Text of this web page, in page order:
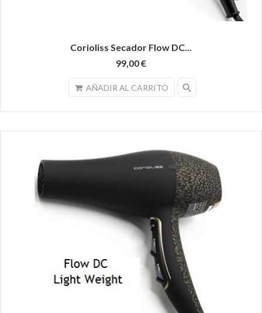
Corioliss Secador Flow DC...
99,00 €
AÑADIR AL CARRITO search